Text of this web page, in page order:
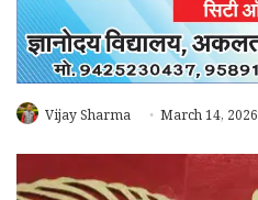
Vijay Sharma March 14, 2026